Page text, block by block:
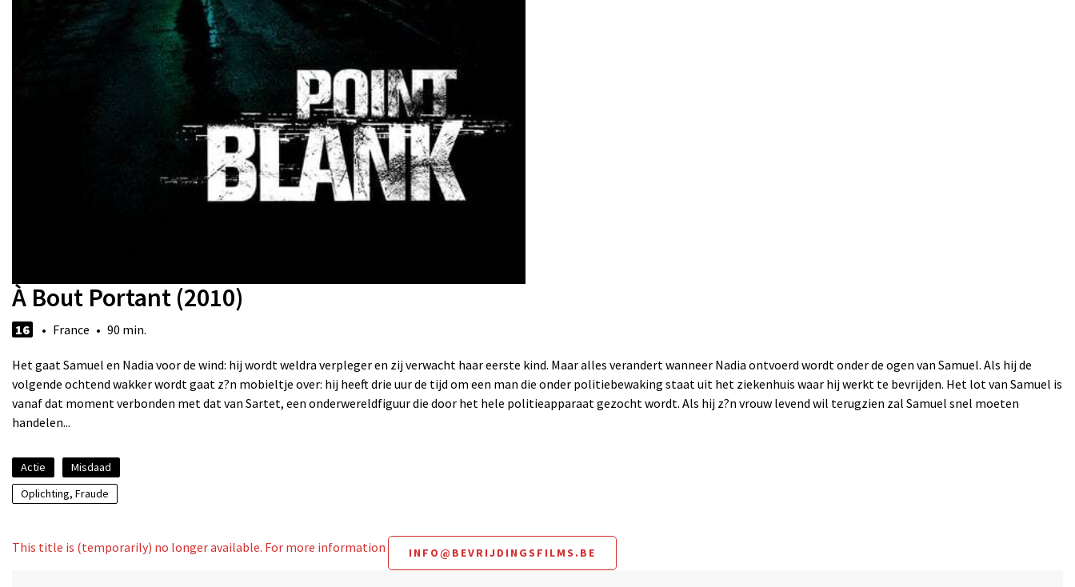
À Bout Portant (2010)
16 • France • 90 min.
Het gaat Samuel en Nadia voor de wind: hij wordt weldra verpleger en zij verwacht haar eerste kind. Maar alles verandert wanneer Nadia ontvoerd wordt onder de ogen van Samuel. Als hij de
volgende ochtend wakker wordt gaat z?n mobieltje over: hij heeft drie uur de tijd om een man die onder politiebewaking staat uit het ziekenhuis waar hij werkt te bevrijden. Het lot van Samuel is
vanaf dat moment verbonden met dat van Sartet, een onderwereldfiguur die door het hele politieapparaat gezocht wordt. Als hij z?n vrouw levend wil terugzien zal Samuel snel moeten
handelen...
Actie
Misdaad
Oplichting, Fraude
This title is (temporarily) no longer available. For more information INFO@BEVRIJDINGSFILMS.BE